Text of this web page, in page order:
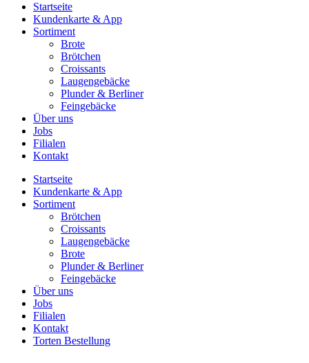
Startseite
Kundenkarte & App
Sortiment
Brote
Brötchen
Croissants
Laugengebäcke
Plunder & Berliner
Feingebäcke
Über uns
Jobs
Filialen
Kontakt
Startseite
Kundenkarte & App
Sortiment
Brötchen
Croissants
Laugengebäcke
Brote
Plunder & Berliner
Feingebäcke
Über uns
Jobs
Filialen
Kontakt
Torten Bestellung